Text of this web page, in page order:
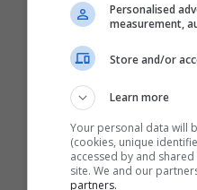
Personalised
measurement,
Store and/or
Learn more
Your personal data will
(cookies, unique
accessed by and
site. We and our
partners.